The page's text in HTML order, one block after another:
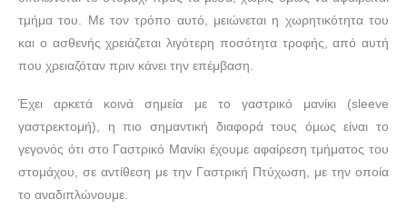
τμήμα του. Με τον τρόπο αυτό, μειώνεται η χωρητικότητα του
και ο ασθενής χρειάζεται λιγότερη ποσότητα τροφής, από αυτή
που χρειαζόταν πριν κάνει την επέμβαση.
Έχει αρκετά κοινά σημεία με το γαστρικό μανίκι (sleeve
γαστρεκτομή), η πιο σημαντική διαφορά τους όμως είναι το
γεγονός ότι στο Γαστρικό Μανίκι έχουμε αφαίρεση τμήματος του
στομάχου, σε αντίθεση με την Γαστρική Πτύχωση, με την οποία
το αναδιπλώνουμε.